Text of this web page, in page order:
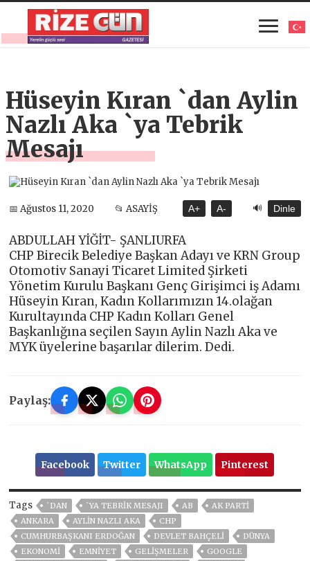
Hüseyin Kıran `dan Aylin
Nazlı Aka `ya Tebrik
Mesajı
📅 Ağustos 11, 2020 📂 ASAYİŞ A+ A- 🔊 Dinle
ABDULLAH YİĞİT- ŞANLIURFA
CHP Birecik Belediye Başkan Adayı ve KRN Group
Otomotiv Sanayi Ticaret Limited Şirketi
Yönetim Kurulu Başkanı Genç Girişimci iş Adamı
Hüseyin Kıran, Kadın Kollarımızın 14.olağan
Kurultayında CHP Kadın Kolları Genel
Başkanlığına seçilen Sayın Aylin Nazlı Aka ve
MYK üyelerine başarılar dilerim. Dedi.
Paylaş:
Facebook Twitter WhatsApp Pinterest
Tags `DAN `YA TEBRIK MESAJI AB
AK PARTİ
ANKARA
AYLIN NAZLI AKA
CHP
CUMHURBAŞKANI ERDOĞAN
DEVLET BAHÇELİ
DÜNYA
EKONOMİ
EMNİYET GELIŞMELER
GOOGLE